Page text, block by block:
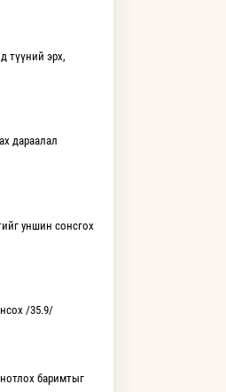
түүний эрх,
дараалал
уншин сонсгох
/35.9/
баримтыг